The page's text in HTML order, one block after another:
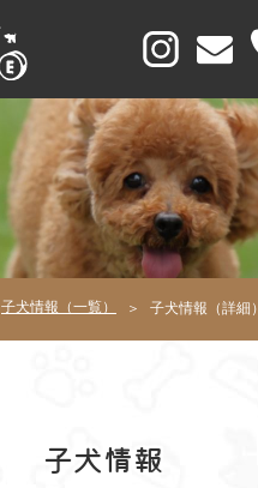
子犬情報（一覧） ＞ 子犬情報（詳細）
子犬情報